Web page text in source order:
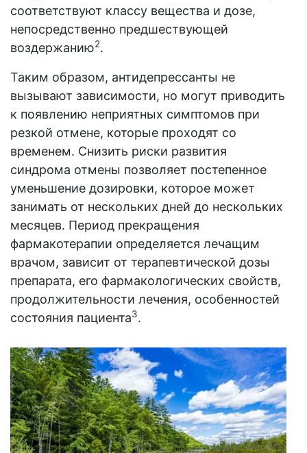
соответствуют классу вещества и дозе,
непосредственно предшествующей
воздержанию2.
Таким образом, антидепрессанты не
вызывают зависимости, но могут приводить
к появлению неприятных симптомов при
резкой отмене, которые проходят со
временем. Снизить риски развития
синдрома отмены позволяет постепенное
уменьшение дозировки, которое может
занимать от нескольких дней до нескольких
месяцев. Период прекращения
фармакотерапии определяется лечащим
врачом, зависит от терапевтической дозы
препарата, его фармакологических свойств,
продолжительности лечения, особенностей
состояния пациента3.